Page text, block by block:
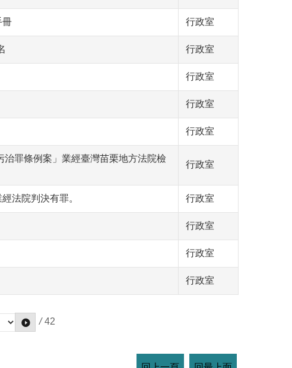
冊 行政室
行政室
行政室
行政室
行政室
罪條例案」業經臺灣苗栗地方法院檢
行政室
法院判決有罪。 行政室
行政室
行政室
行政室
/ 42